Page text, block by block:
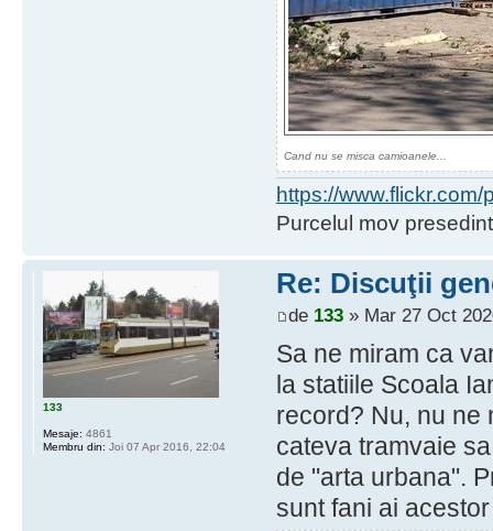
Cand nu se misca camioanele...
https://
Purcelul mov
Re: Discuţii
de 133» Mar 27 Oct
Sa ne miram ca
la statiile Scoala
record? Nu, nu ne
cateva tramvaie
de "arta urbana".
sunt fani ai
133
Mesaje: 4861
Membru din: Joi 07 Apr 2016, 22:04